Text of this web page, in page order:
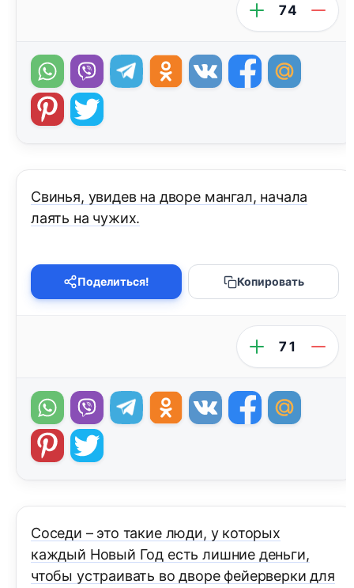
74
Свинья, увидев на дворе мангал, начала
лаять на чужих.
Поделиться! Копировать
71
Соседи – это такие люди, у которых
каждый Новый Год есть лишние деньги,
чтобы устраивать во дворе фейерверки для